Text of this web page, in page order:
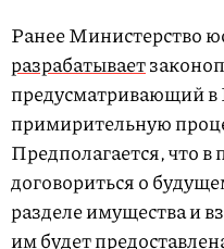
Ранее Министерство
разрабатывает
предусматривающий в
примирительную
Предполагается, что в
договориться о
разделе имущества и
им будет